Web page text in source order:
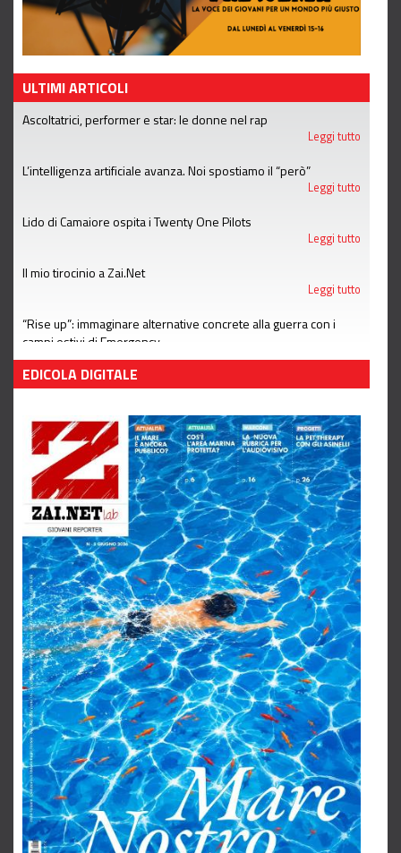
ULTIMI ARTICOLI
Ascoltatrici, performer e star: le donne nel rap
Leggi tutto
L’intelligenza artificiale avanza. Noi spostiamo il “però”
Leggi tutto
Lido di Camaiore ospita i Twenty One Pilots
Leggi tutto
Il mio tirocinio a Zai.Net
Leggi tutto
“Rise up”: immaginare alternative concrete alla guerra con i
campi estivi di Emergency
Leggi tutto
EDICOLA DIGITALE